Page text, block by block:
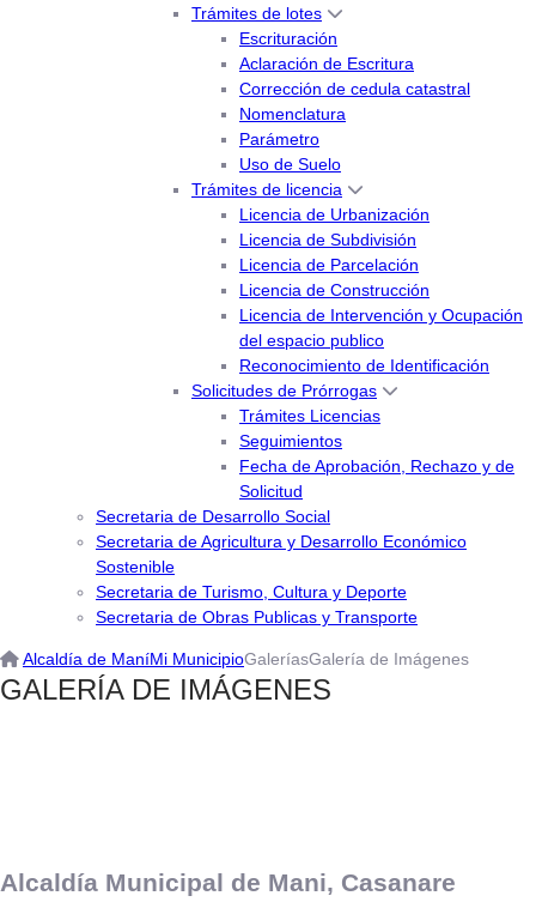
Trámites de lotes
Escrituración
Aclaración de Escritura
Corrección de cedula catastral
Nomenclatura
Parámetro
Uso de Suelo
Trámites de licencia
Licencia de Urbanización
Licencia de Subdivisión
Licencia de Parcelación
Licencia de Construcción
Licencia de Intervención y Ocupación
del espacio publico
Reconocimiento de Identificación
Solicitudes de Prórrogas
Trámites Licencias
Seguimientos
Fecha de Aprobación, Rechazo y de
Solicitud
Secretaria de Desarrollo Social
Secretaria de Agricultura y Desarrollo Económico
Sostenible
Secretaria de Turismo, Cultura y Deporte
Secretaria de Obras Publicas y Transporte
Alcaldía de ManíMi MunicipioGaleríasGalería de Imágenes
​GALE​RÍA DE IMÁGENES
Alcaldía Municipal de Mani, Casanare